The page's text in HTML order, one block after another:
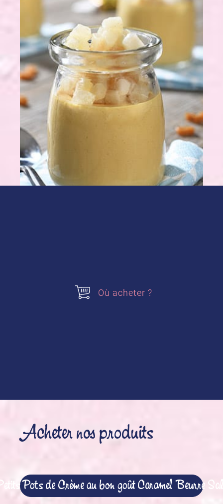
1 paquet de préparation pour
Acheter nos produits
Pots de Crème au bon goût Caramel Beurre
Où acheter ?